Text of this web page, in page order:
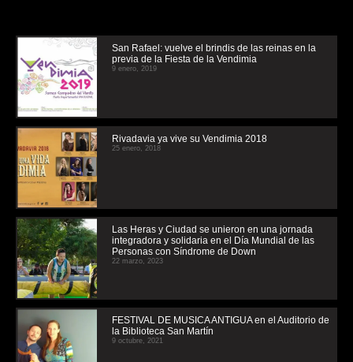
San Rafael: vuelve el brindis de las reinas en la
previa de la Fiesta de la Vendimia
9 enero, 2019
Rivadavia ya vive su Vendimia 2018
25 enero, 2018
Las Heras y Ciudad se unieron en una jornada
integradora y solidaria en el Día Mundial de las
Personas con Síndrome de Down
22 marzo, 2023
FESTIVAL DE MUSICA ANTIGUA en el Auditorio de
la Biblioteca San Martín
9 octubre, 2021